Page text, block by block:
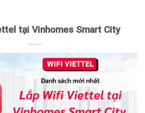
tại Vinhomes Smart City